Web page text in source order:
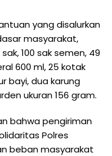
yang disalurkan
masyarakat,
100 sak semen, 49
600 ml, 25 kotak
bayi, dua karung
ukuran 156 gram.
bahwa pengiriman
Polres
beban masyarakat